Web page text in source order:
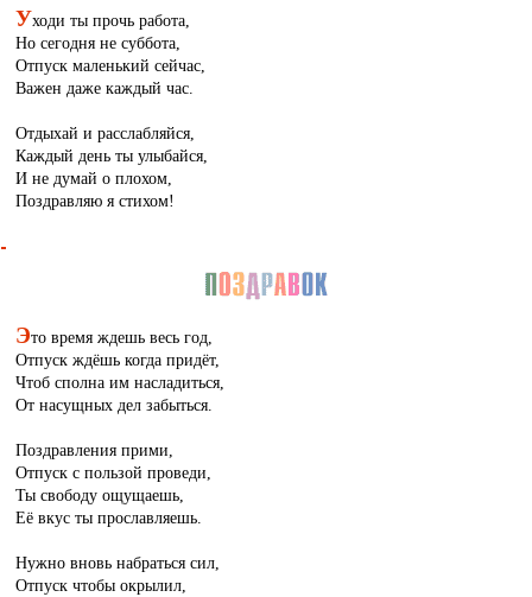
Уходи ты прочь работа,
Но сегодня не суббота,
Отпуск маленький сейчас,
Важен даже каждый час.
Отдыхай и расслабляйся,
Каждый день ты улыбайся,
И не думай о плохом,
Поздравляю я стихом!
Это время ждешь весь год,
Отпуск ждёшь когда придёт,
Чтоб сполна им насладиться,
От насущных дел забыться.
Поздравления прими,
Отпуск с пользой проведи,
Ты свободу ощущаешь,
Её вкус ты прославляешь.
Нужно вновь набраться сил,
Отпуск чтобы окрылил,